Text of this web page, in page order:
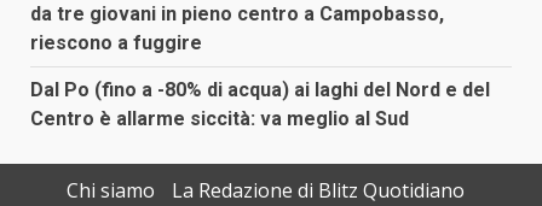
da tre giovani in pieno centro a Campobasso,
riescono a fuggire
Dal Po (fino a -80% di acqua) ai laghi del Nord e del
Centro è allarme siccità: va meglio al Sud
Chi siamo
La Redazione di Blitz Quotidiano